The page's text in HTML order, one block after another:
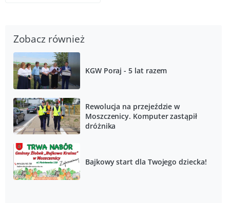
Zobacz również
KGW Poraj - 5 lat razem
Rewolucja na przejeździe w
Moszczenicy. Komputer zastąpił
dróżnika
Bajkowy start dla Twojego dziecka!